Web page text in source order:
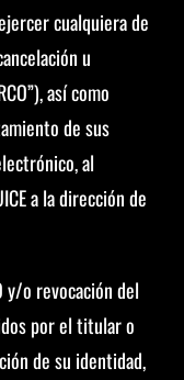
cualquiera de
u
así como
de sus
al
a la dirección de
y/o revocación del
por el titular o
de su identidad,